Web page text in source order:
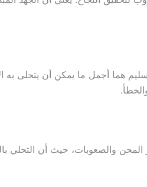
هما أجمل ما يمكن أن يتحلى به
والصعوبات، حيث أن التحلي